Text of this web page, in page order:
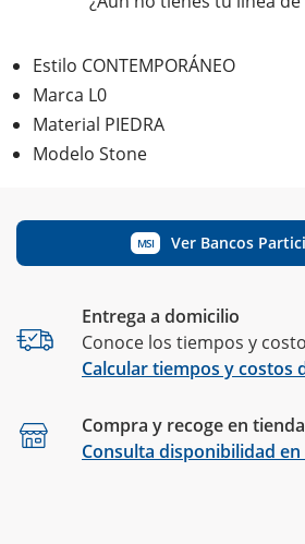
Estilo CONTEMPORÁNEO
Marca L0
Material PIEDRA
Modelo Stone
MSI Ver Bancos
Entrega a domicilio
Conoce los tiempos y
Calcular tiempos y costos
Compra y recoge en tienda
Consulta disponibilidad en